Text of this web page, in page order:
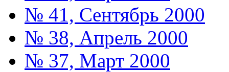
№ 41, Сентябрь 2000
№ 38, Апрель 2000
№ 37, Март 2000